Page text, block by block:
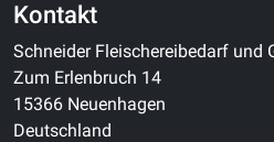
Kontakt
Schneider Fleischereibedarf und
Zum Erlenbruch 14
15366 Neuenhagen
Deutschland